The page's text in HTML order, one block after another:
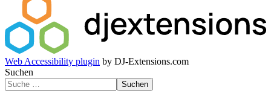
Web Accessibility plugin by DJ-Extensions.com
Suchen
Suchen